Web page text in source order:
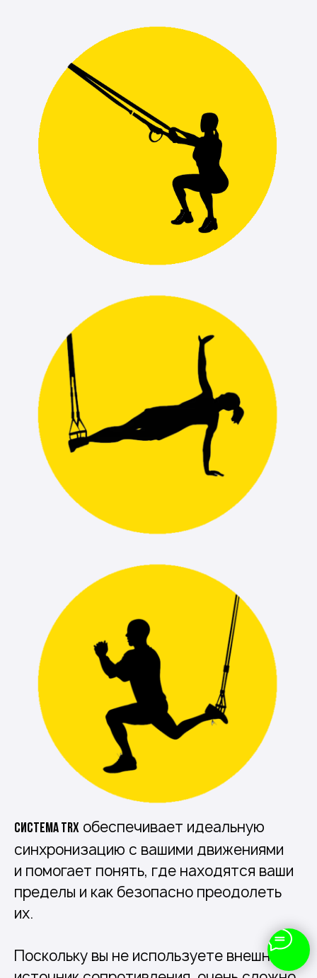
Система TRX обеспечивает идеальную
синхронизацию с вашими движениями
и помогает понять, где находятся ваши
пределы и как безопасно преодолеть
их.
Поскольку вы не используете внешний